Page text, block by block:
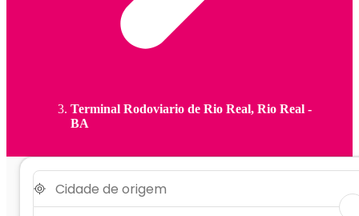
Terminal Rodoviario de Rio Real, Rio Real -
BA